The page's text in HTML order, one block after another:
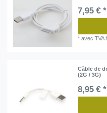
7,95 € *
*avec TVA
Câble de
(2G / 3G)
8,95 € *